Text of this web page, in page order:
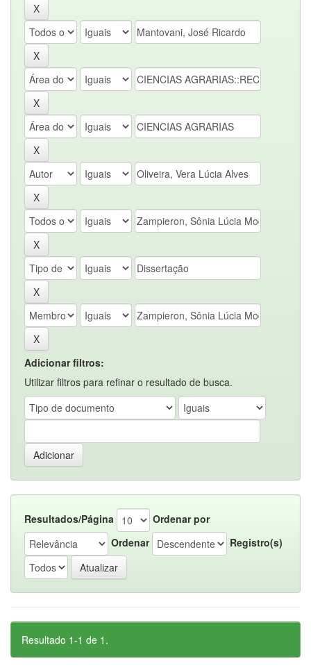
Adicionar filtros:
Utilizar filtros para refinar o resultado de busca.
Resultados/Página
Ordenar por
Ordenar
Registro(s)
Resultado 1-1 de 1.